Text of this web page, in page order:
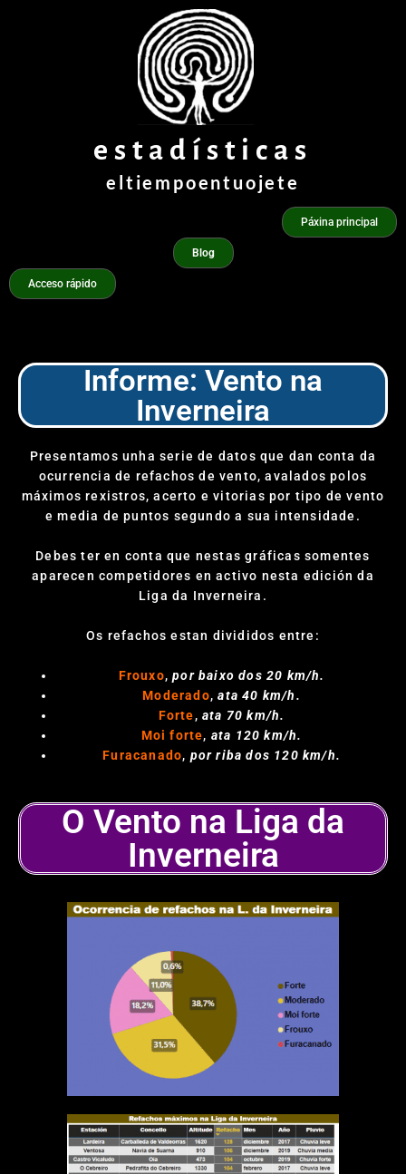
estadísticas
eltiempoentuojete
Páxina principal
Blog
Acceso rápido
Informe: Vento na
Inverneira
Presentamos unha serie de datos que dan conta da
ocurrencia de refachos de vento, avalados polos
máximos rexistros, acerto e vitorias por tipo de vento
e media de puntos segundo a sua intensidade.
Debes ter en conta que nestas gráficas somentes
aparecen competidores en activo nesta edición da
Liga da Inverneira.
Os refachos estan divididos entre:
Frouxo,por baixo dos 20 km/h.
Moderado,ata 40 km/h.
Forte,ata 70 km/h.
Moi forte, ata 120 km/h.
Furacanado, por riba dos 120 km/h.
O Vento na Liga da
Inverneira